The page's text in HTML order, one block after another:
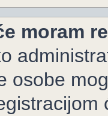
moram
osobe